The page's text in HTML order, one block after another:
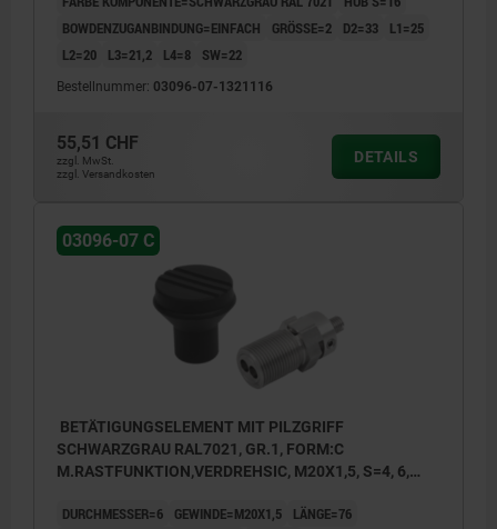
BOWDENZUGANBINDUNG=EINFACH
GRÖSSE=2 D2=33
L1=25
L2=20
L3=21,2 L4=8 SW=22
Bestellnummer: 03096-07-1321116
55,51 CHF
zzgl. MwSt.
zzgl. Versandkosten
DETAILS
03096-07 C
BETÄTIGUNGSELEMENT MIT PILZGRIFF
SCHWARZGRAU RAL7021, GR.1, FORM:C
M.RASTFUNKTION,VERDREHSIC, M20X1,5, S=4, 6,
DURCHMESSER=6 GEWINDE=M20X1,5
LÄNGE=76